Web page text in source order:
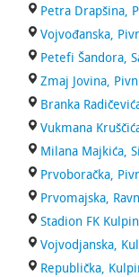
Petra Drapšina,
Vojvođanska,
Petefi Šandora,
Zmaj Jovina,
Branka
Vukmana
Milana Majkića,
Prvoboračka,
Prvomajska,
Stadion FK
Vojvodjanska,
Republička,